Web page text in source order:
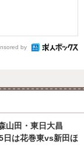
by
山田・東日大昌
日は花巻東vs新田ほ